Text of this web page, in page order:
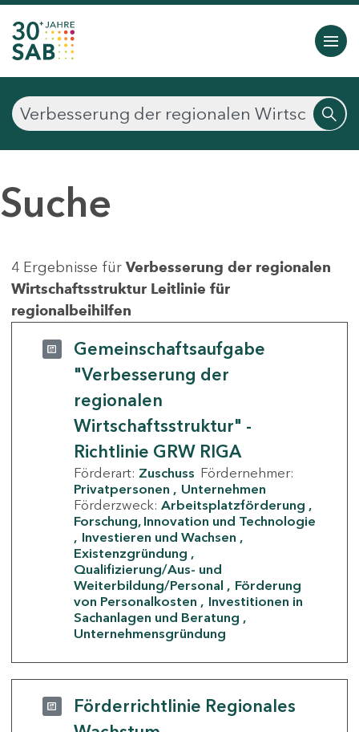
Suche
4 Ergebnisse für Verbesserung der regionalen
Wirtschaftsstruktur Leitlinie für
regionalbeihilfen
Gemeinschaftsaufgabe
"Verbesserung der
regionalen
Wirtschaftsstruktur" -
Richtlinie GRW RIGA
Förderart: Zuschuss Fördernehmer:
Privatpersonen
Unternehmen
Förderzweck: Arbeitsplatzförderung
Forschung, Innovation und Technologie
Investieren und Wachsen
Existenzgründung
Qualifizierung/Aus- und
Weiterbildung/Personal
Förderung
von Personalkosten
Investitionen in
Sachanlagen und Beratung
Unternehmensgründung
Förderrichtlinie Regionales